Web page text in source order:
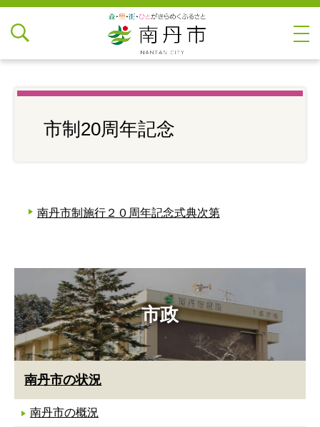
市政
南丹市の状況
南丹市の概況
市制20周年記念
南丹市制施行２０周年記念式典次第